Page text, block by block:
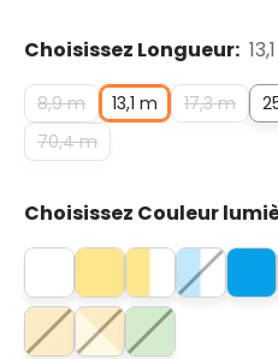
Choisissez Longueur:
8,9 m 13,1 m 17,3 m
70,4 m
Choisissez Couleur